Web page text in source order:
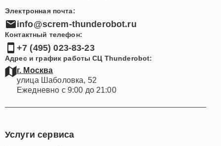
Электронная почта:
info@screm-thunderobot.ru
Контактный телефон:
+7 (495) 023-83-23
Адрес и график работы СЦ Thunderobot:
г. Москва
улица Шаболовка, 52
Ежедневно с 9:00 до 21:00
Услуги сервиса